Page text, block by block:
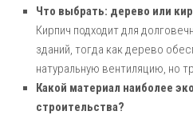
Что выбрать: дерево или
Кирпич подходит для
зданий, тогда как дерево
натуральную вентиляцию, но
Какой материал наиболее
строительства?